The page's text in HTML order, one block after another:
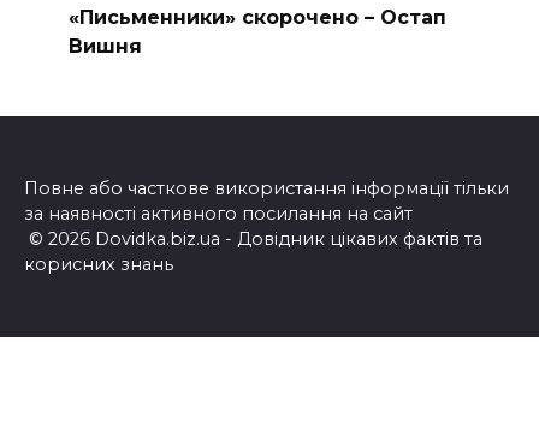
«Письменники» скорочено – Остап
Вишня
Повне або часткове використання інформації тільки
за наявності активного посилання на сайт
© 2026 Dovidka.biz.ua - Довідник цікавих фактів та
корисних знань